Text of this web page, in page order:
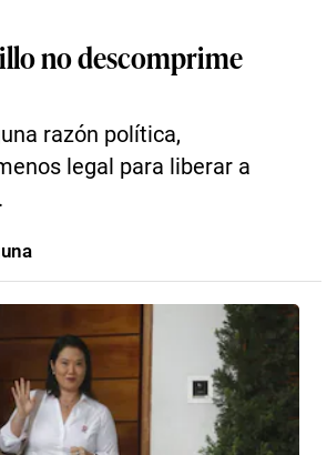
no descomprime
razón política,
legal para liberar a